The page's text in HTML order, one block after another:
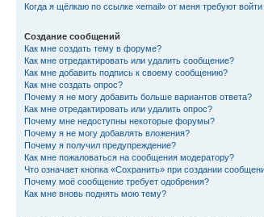
Когда я щёлкаю по ссылке «email» от меня требуют
Создание сообщений
Как мне создать тему в форуме?
Как мне отредактировать или удалить сообщение?
Как мне добавить подпись к своему сообщению?
Как мне создать опрос?
Почему я не могу добавить больше вариантов ответа?
Как мне отредактировать или удалить опрос?
Почему мне недоступны некоторые форумы?
Почему я не могу добавлять вложения?
Почему я получил предупреждение?
Как мне пожаловаться на сообщения модератору?
Что означает кнопка «Сохранить» при создании
Почему моё сообщение требует одобрения?
Как мне вновь поднять мою тему?